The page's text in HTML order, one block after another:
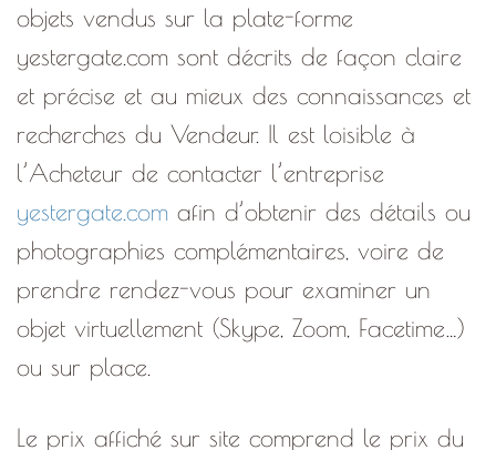
objets vendus sur la plate-forme
yestergate.com sont décrits de façon claire
et précise et au mieux des connaissances et
recherches du Vendeur. Il est loisible à
l’Acheteur de contacter l’entreprise
yestergate.com afin d’obtenir des détails ou
photographies complémentaires, voire de
prendre rendez-vous pour examiner un
objet virtuellement (Skype, Zoom, Facetime…)
ou sur place.
Le prix affiché sur site comprend le prix du